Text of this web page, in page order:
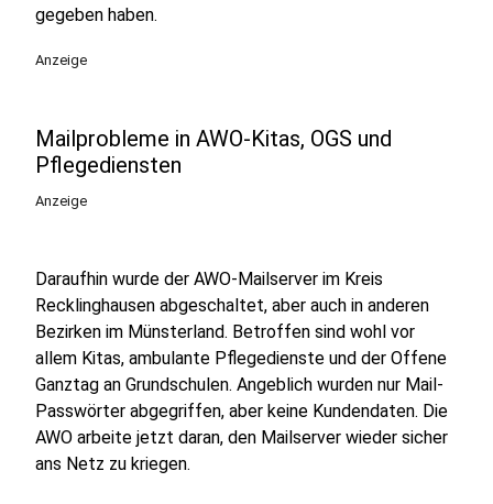
gegeben haben.
Anzeige
Mailprobleme in AWO-Kitas, OGS und
Pflegediensten
Anzeige
Daraufhin wurde der AWO-Mailserver im Kreis
Recklinghausen abgeschaltet, aber auch in anderen
Bezirken im Münsterland. Betroffen sind wohl vor
allem Kitas, ambulante Pflegedienste und der Offene
Ganztag an Grundschulen. Angeblich wurden nur Mail-
Passwörter abgegriffen, aber keine Kundendaten. Die
AWO arbeite jetzt daran, den Mailserver wieder sicher
ans Netz zu kriegen.